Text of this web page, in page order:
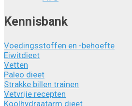
Kennisbank
Voedingsstoffen en -behoefte
Eiwitdieet
Vetten
Paleo dieet
Strakke billen trainen
Vetvrije recepten
Koolhydraatarm dieet